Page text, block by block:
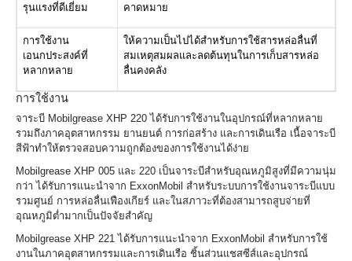
รุนแรงที่ดีเยี่ยม
คาดหมาย
การใช้งาน
เอนกประสงค์ที่
หลากหลาย
ให้ความเป็นไปได้สำหรับการใช้สารหล่อลื่นที่
สมเหตุสมผลและลดต้นทุนในการเก็บสารหล่อ
ลื่นคงคลัง
การใช้งาน
จาระบี Mobilgrease XHP 220 ได้รับการใช้งานในอุปกรณ์ที่หลากหลาย
รวมถึงภาคอุตสาหกรรม ยานยนต์ การก่อสร้าง และการเดินเรือ เนื้อจาระบี
สีฟ้าทำให้ตรวจสอบความถูกต้องของการใช้งานได้ง่าย
Mobilgrease XHP 005 และ 220 เป็นจาระบีสำหรับอุณหภูมิสูงที่มีความนุ่ม
กว่า ได้รับการแนะนำจาก ExxonMobil สำหรับระบบการใช้งานจาระบีแบบ
รวมศูนย์ การหล่อลื่นเฟืองเกียร์ และในสภาวะที่ต้องสามารถสูบจ่ายที่
อุณหภูมิต่ำมากเป็นปัจจัยสำคัญ
Mobilgrease XHP 221 ได้รับการแนะนำจาก ExxonMobil สำหรับการใช้
งานในภาคอุตสาหกรรมและการเดินเรือ ชิ้นส่วนแชสซีส์และอุปกรณ์